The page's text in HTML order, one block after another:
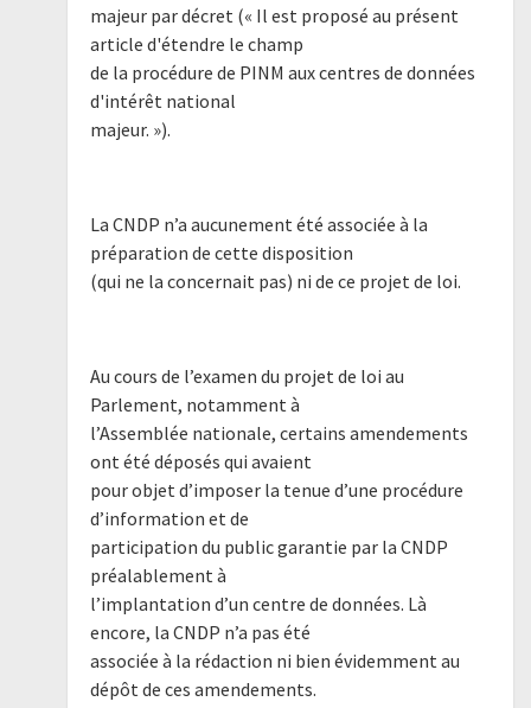
majeur par décret (« Il est proposé au présent
article d'étendre le champ
de la procédure de PINM aux centres de données
d'intérêt national
majeur. »).
La CNDP n’a aucunement été associée à la
préparation de cette disposition
(qui ne la concernait pas) ni de ce projet de loi.
Au cours de l’examen du projet de loi au
Parlement, notamment à
l’Assemblée nationale, certains amendements
ont été déposés qui avaient
pour objet d’imposer la tenue d’une procédure
d’information et de
participation du public garantie par la CNDP
préalablement à
l’implantation d’un centre de données. Là
encore, la CNDP n’a pas été
associée à la rédaction ni bien évidemment au
dépôt de ces amendements.